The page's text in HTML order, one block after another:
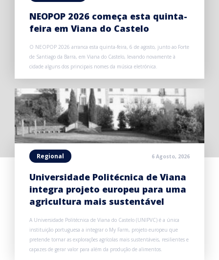
NEOPOP 2026 começa esta quinta-
feira em Viana do Castelo
O NEOPOP 2026 arranca esta quinta-feira, 6 de agosto, junto ao Forte
de Santiago da Barra, em Viana do Castelo, levando novamente à
cidade alguns dos principais nomes da música eletrónica.
Regional 6 Agosto, 2026
Universidade Politécnica de Viana
integra projeto europeu para uma
agricultura mais sustentável
A Universidade Politécnica de Viana do Castelo (UNIPVC) é a única
instituição portuguesa a integrar o My Farm, projeto europeu que
pretende tornar as explorações agrícolas mais sustentáveis, resilientes e
capazes de gerar valor para além da produção de alimentos.